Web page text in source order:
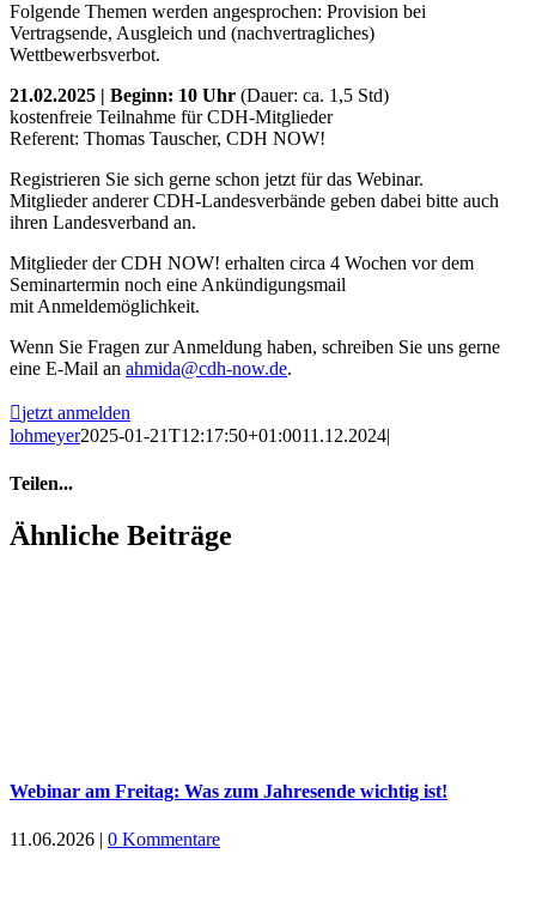
Folgende Themen werden angesprochen: Provision bei
Vertragsende, Ausgleich und (nachvertragliches)
Wettbewerbsverbot.
21.02.2025 | Beginn: 10 Uhr (Dauer: ca. 1,5 Std)
kostenfreie Teilnahme für CDH-Mitglieder
Referent: Thomas Tauscher, CDH NOW!
Registrieren Sie sich gerne schon jetzt für das Webinar.
Mitglieder anderer CDH-Landesverbände geben dabei bitte auch
ihren Landesverband an.
Mitglieder der CDH NOW! erhalten circa 4 Wochen vor dem
Seminartermin noch eine Ankündigungsmail
mit Anmeldemöglichkeit.
Wenn Sie Fragen zur Anmeldung haben, schreiben Sie uns gerne
eine E-Mail an ahmida@cdh-now.de.
jetzt anmelden
lohmeyer2025-01-21T12:17:50+01:0011.12.2024|
Teilen...
Facebook
X
LinkedIn
Ähnliche Beiträge
Webinar am Freitag: Was zum Jahresende wichtig ist!
11.06.2026 | 0 Kommentare